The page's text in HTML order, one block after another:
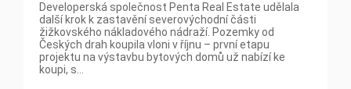
Developerská společnost Penta Real Estate udělala
další krok k zastavění severovýchodní části
žižkovského nákladového nádraží. Pozemky od
Českých drah koupila vloni v říjnu – první etapu
projektu na výstavbu bytových domů už nabízí ke
koupi, s...